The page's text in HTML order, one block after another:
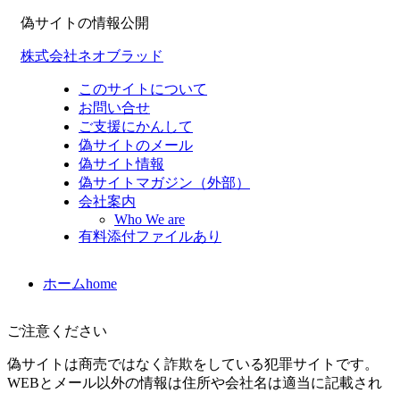
偽サイトの情報公開
株式会社ネオブラッド
このサイトについて
お問い合せ
ご支援にかんして
偽サイトのメール
偽サイト情報
偽サイトマガジン（外部）
会社案内
Who We are
有料添付ファイルあり
ホームhome
ご注意ください
偽サイトは商売ではなく詐欺をしている犯罪サイトです。
WEBとメール以外の情報は住所や会社名は適当に記載され